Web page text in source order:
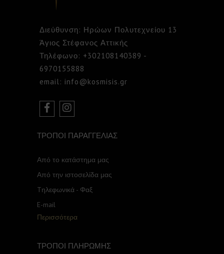
Διεύθυνση: Ηρώων Πολυτεχνείου 13
Άγιος Στέφανος Αττικής
Τηλέφωνο: +302108140389 -
6970155888
email: info@kosmisis.gr
ΤΡΟΠΟΙ ΠΑΡΑΓΓΕΛΙΑΣ
Από το κατάστημα μας
Από την ιστοσελίδα μας
Tηλεφωνικά - Φαξ
E-mail
Περισσότερα
ΤΡΟΠΟΙ ΠΛΗΡΩΜΗΣ